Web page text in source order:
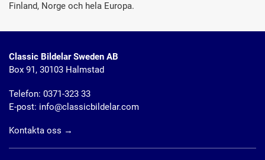
Finland, Norge och hela Europa.
Classic Bildelar Sweden AB
Box 91, 30103 Halmstad
Telefon: 0371-323 33
E-post: info@classicbildelar.com
Kontakta oss →